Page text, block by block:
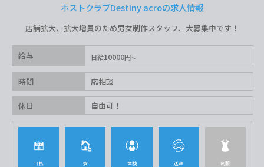
ホストクラブDestiny acroの求人情報
店舗拡大、拡大増員のため男女制作スタッフ、大募集中です！
給与 日給10000円
時間 応相談
休日 自由可！
日払 寮 体験 送迎 制服